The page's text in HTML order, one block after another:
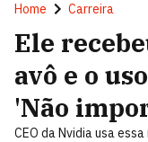
Home Carreira
Ele
avô e o
'Não
CEO da Nvidia usa